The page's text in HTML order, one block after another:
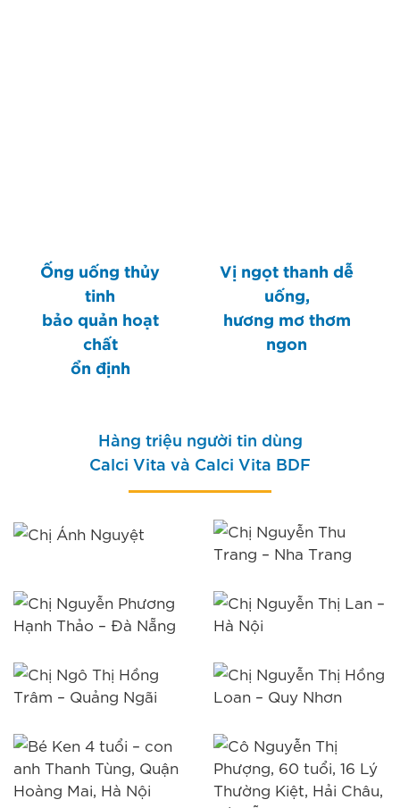
Ống uống thủy
tinh
bảo quản hoạt
chất
ổn định
Vị ngọt thanh dễ
uống,
hương mơ thơm
ngon
Hàng triệu người tin dùng
Calci Vita và Calci Vita BDF